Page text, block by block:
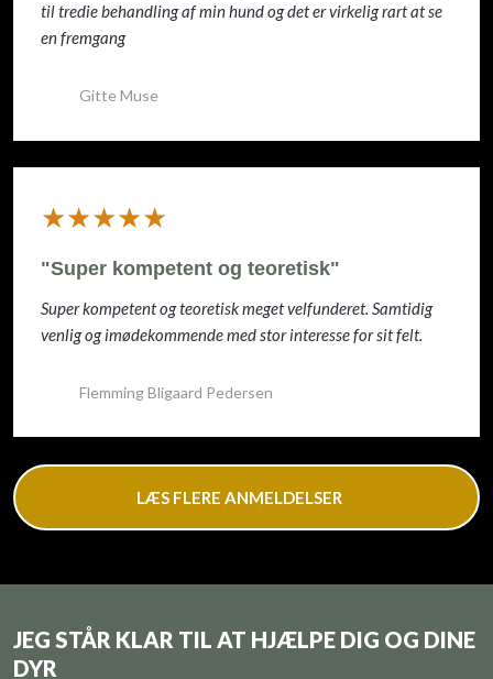
til tredie behandling af min hund og det er virkelig rart at se
en fremgang
Gitte Muse
​★★★★★
"Super kompetent og teoretisk"
Super kompetent og teoretisk meget velfunderet. Samtidig
venlig og imødekommende med stor interesse for sit felt.
Flemming Bligaard Pedersen
LÆS FLERE ANMELDELSER
JEG STÅR KLAR TIL AT HJÆLPE DIG OG DINE
DYR